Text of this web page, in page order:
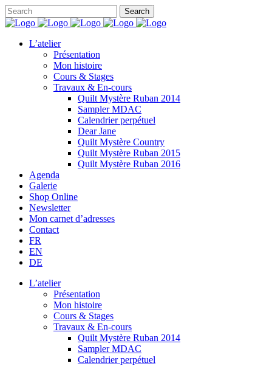
L’atelier
Présentation
Mon histoire
Cours & Stages
Travaux & En-cours
Quilt Mystère Ruban 2014
Sampler MDAC
Calendrier perpétuel
Dear Jane
Quilt Mystère Country
Quilt Mystère Ruban 2015
Quilt Mystère Ruban 2016
Agenda
Galerie
Shop Online
Newsletter
Mon carnet d’adresses
Contact
FR
EN
DE
L’atelier
Présentation
Mon histoire
Cours & Stages
Travaux & En-cours
Quilt Mystère Ruban 2014
Sampler MDAC
Calendrier perpétuel